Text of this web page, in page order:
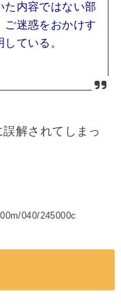
た内容ではない部
ご迷惑をおかけす
ている。
解されてしまっ
040/245000c